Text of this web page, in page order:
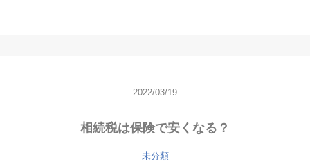
2022/03/19
相続税は保険で安くなる？
未分類